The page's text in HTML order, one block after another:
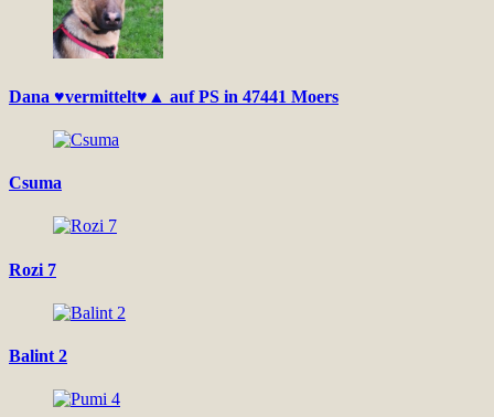
Dana ♥vermittelt♥▲ auf PS in 47441 Moers
Csuma
Rozi 7
Balint 2